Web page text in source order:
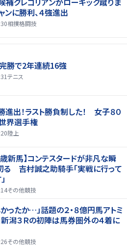
ンに勝利、４強進出
相撲格闘技
勝で2年連続16強
テニス
出！ラスト勝負制した！ 女子８０
界選手権
陸上
歳新馬】コンテスタードが非凡な瞬
る 吉村誠之助騎手「実戦に行って
その他競技
ったか…」話題の２・８億円馬アトミ
潟３Ｒの初陣は馬券圏外の４着に
その他競技